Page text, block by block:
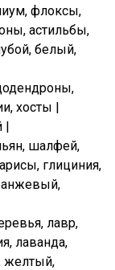
флоксы,
астильбы,
белый,
хосты |
|
шалфей,
глициния,
лавр,
лаванда,
желтый,